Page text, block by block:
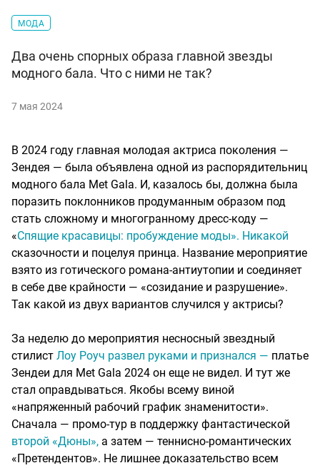
МОДА
Два очень спорных образа главной звезды
модного бала. Что с ними не так?
7 мая 2024
В 2024 году главная молодая актриса поколения —
Зендея — была объявлена одной из распорядительниц
модного бала Met Gala. И, казалось бы, должна была
поразить поклонников продуманным образом под
стать сложному и многогранному дресс-коду —
«Спящие красавицы: пробуждение моды». Никакой
сказочности и поцелуя принца. Название мероприятие
взято из готического романа-антиутопии и соединяет
в себе две крайности — «созидание и разрушение».
Так какой из двух вариантов случился у актрисы?
За неделю до мероприятия несносный звездный
стилист Лоу Роуч развел руками и признался — платье
Зендеи для Met Gala 2024 он еще не видел. И тут же
стал оправдываться. Якобы всему виной
«напряженный рабочий график знаменитости».
Сначала — промо-тур в поддержку фантастической
второй «Дюны», а затем — теннисно-романтических
«Претендентов». Не лишнее доказательство всем